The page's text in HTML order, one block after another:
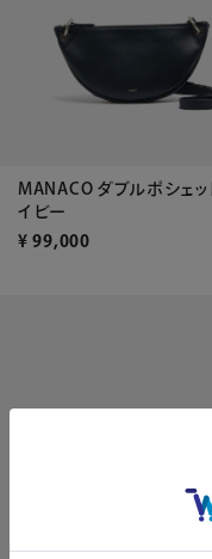
MANACO ダブルポシェッ
イビー
¥ 99,000